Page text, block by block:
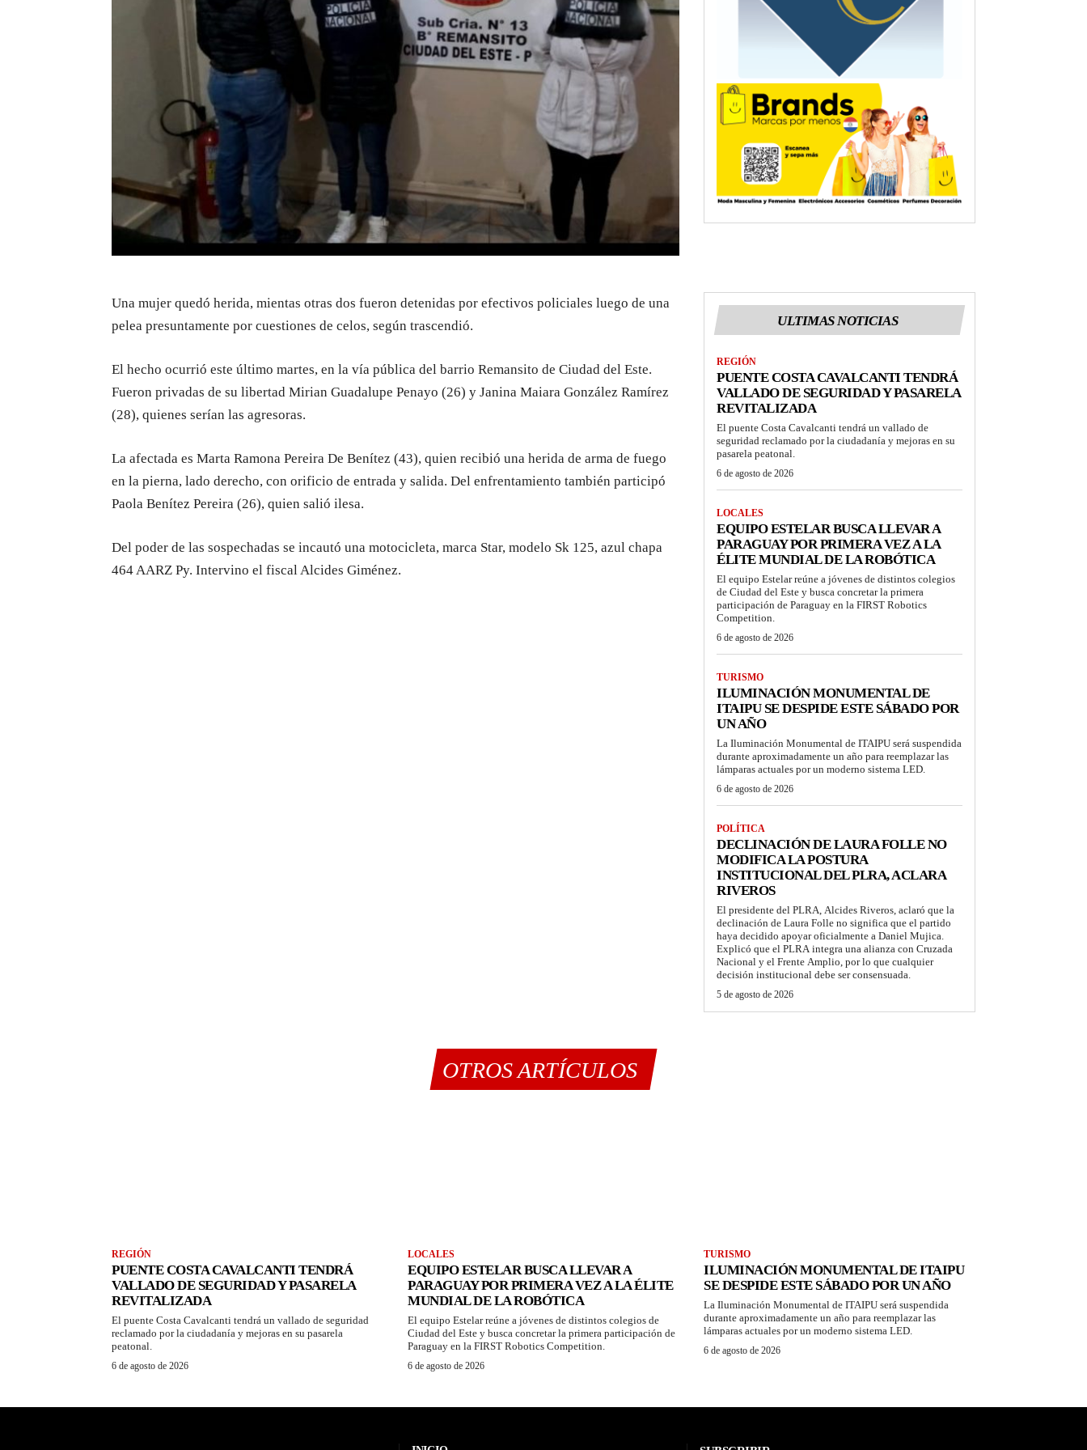
Una mujer quedó herida, mientas otras dos fueron detenidas por efectivos policiales luego de una
pelea presuntamente por cuestiones de celos, según trascendió.
El hecho ocurrió este último martes, en la vía pública del barrio Remansito de Ciudad del Este.
Fueron privadas de su libertad Mirian Guadalupe Penayo (26) y Janina Maiara González Ramírez
(28), quienes serían las agresoras.
La afectada es Marta Ramona Pereira De Benítez (43), quien recibió una herida de arma de fuego
en la pierna, lado derecho, con orificio de entrada y salida. Del enfrentamiento también participó
Paola Benítez Pereira (26), quien salió ilesa.
Del poder de las sospechadas se incautó una motocicleta, marca Star, modelo Sk 125, azul chapa
464 AARZ Py. Intervino el fiscal Alcides Giménez.
ULTIMAS NOTICIAS
REGIÓN
PUENTE COSTA CAVALCANTI TENDRÁ
VALLADO DE SEGURIDAD Y PASARELA
REVITALIZADA
El puente Costa Cavalcanti tendrá un vallado de
seguridad reclamado por la ciudadanía y mejoras en su
pasarela peatonal.
6 de agosto de 2026
LOCALES
EQUIPO ESTELAR BUSCA LLEVAR A
PARAGUAY POR PRIMERA VEZ A LA
ÉLITE MUNDIAL DE LA ROBÓTICA
El equipo Estelar reúne a jóvenes de distintos colegios
de Ciudad del Este y busca concretar la primera
participación de Paraguay en la FIRST Robotics
Competition.
6 de agosto de 2026
TURISMO
ILUMINACIÓN MONUMENTAL DE
ITAIPU SE DESPIDE ESTE SÁBADO POR
UN AÑO
La Iluminación Monumental de ITAIPU será suspendida
durante aproximadamente un año para reemplazar las
lámparas actuales por un moderno sistema LED.
6 de agosto de 2026
POLÍTICA
DECLINACIÓN DE LAURA FOLLE NO
MODIFICA LA POSTURA
INSTITUCIONAL DEL PLRA, ACLARA
RIVEROS
El presidente del PLRA, Alcides Riveros, aclaró que la
declinación de Laura Folle no significa que el partido
haya decidido apoyar oficialmente a Daniel Mujica.
Explicó que el PLRA integra una alianza con Cruzada
Nacional y el Frente Amplio, por lo que cualquier
decisión institucional debe ser consensuada.
5 de agosto de 2026
OTROS ARTÍCULOS
REGIÓN
PUENTE COSTA CAVALCANTI TENDRÁ
VALLADO DE SEGURIDAD Y PASARELA
REVITALIZADA
El puente Costa Cavalcanti tendrá un vallado de seguridad
reclamado por la ciudadanía y mejoras en su pasarela
peatonal.
6 de agosto de 2026
LOCALES
EQUIPO ESTELAR BUSCA LLEVAR A
PARAGUAY POR PRIMERA VEZ A LA ÉLITE
MUNDIAL DE LA ROBÓTICA
El equipo Estelar reúne a jóvenes de distintos colegios de
Ciudad del Este y busca concretar la primera participación de
Paraguay en la FIRST Robotics Competition.
6 de agosto de 2026
TURISMO
ILUMINACIÓN MONUMENTAL DE ITAIPU
SE DESPIDE ESTE SÁBADO POR UN AÑO
La Iluminación Monumental de ITAIPU será suspendida
durante aproximadamente un año para reemplazar las
lámparas actuales por un moderno sistema LED.
6 de agosto de 2026